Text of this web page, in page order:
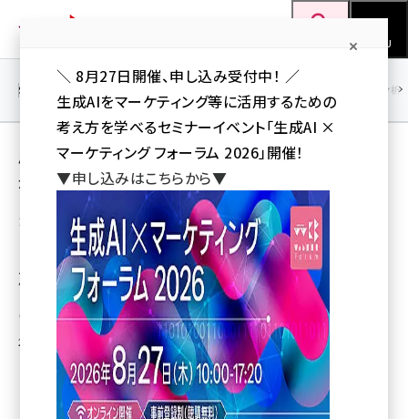
ン
MENU
seo (3538)
ai (2820)
youtube (2444)
note (2322)
セミナー (2315)
z世代 (1629)
meo (1281)
SEO アクセス解析／データ分析
用語「食べログ」 が使われている記事の一覧
全 4 記事中 1 ～ 4 を表示中
カカクコム、「食べログ」でヤフーと業務提携、
「Yahoo! JAPAN」でグルメ情報を表示
パソコン版で開始してスマートフォンでも連携、Yahoo! JAPANユーザーの利
便性を向上
山川 健（Web担 編集部）
2012年8月27日 17:17
＼ 8月27日開催、申し込み受付中！ ／
生成AIをマーケティング等に活用するための
考え方を学べるセミナーイベント「生成AI ×
マーケティング フォーラム 2026」開催！
▼申し込みはこちらから▼